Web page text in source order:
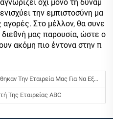
όχι μόνο τη δύναμ
την εμπιστοσύνη μα
αγορές. Στο μέλλον, θα συνε
μας παρουσία, ώστε ο
ακόμη πιο έντονα στην π
Για Να Εξερευνήσουν Νέες Ευκαιρίες Συνεργασίας
Της Εταιρείας ABC